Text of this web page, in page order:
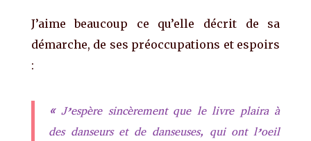
J’aime beaucoup ce qu’elle décrit de sa
démarche, de ses préoccupations et espoirs
:
« J’espère sincèrement que le livre plaira à
des danseurs et de danseuses, qui ont l’oeil